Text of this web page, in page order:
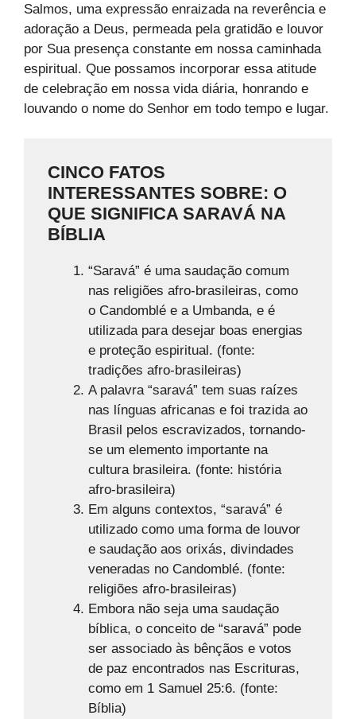
Salmos, uma expressão enraizada na reverência e
adoração a Deus, permeada pela gratidão e louvor
por Sua presença constante em nossa caminhada
espiritual. Que possamos incorporar essa atitude
de celebração em nossa vida diária, honrando e
louvando o nome do Senhor em todo tempo e lugar.
CINCO FATOS
INTERESSANTES SOBRE: O
QUE SIGNIFICA SARAVÁ NA
BÍBLIA
“Saravá” é uma saudação comum
nas religiões afro-brasileiras, como
o Candomblé e a Umbanda, e é
utilizada para desejar boas energias
e proteção espiritual. (fonte:
tradições afro-brasileiras)
A palavra “saravá” tem suas raízes
nas línguas africanas e foi trazida ao
Brasil pelos escravizados, tornando-
se um elemento importante na
cultura brasileira. (fonte: história
afro-brasileira)
Em alguns contextos, “saravá” é
utilizado como uma forma de louvor
e saudação aos orixás, divindades
veneradas no Candomblé. (fonte:
religiões afro-brasileiras)
Embora não seja uma saudação
bíblica, o conceito de “saravá” pode
ser associado às bênçãos e votos
de paz encontrados nas Escrituras,
como em 1 Samuel 25:6. (fonte:
Bíblia)